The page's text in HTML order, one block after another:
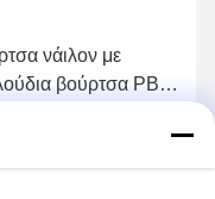
νάιλον με
βούρτσα PBT
για απαλό